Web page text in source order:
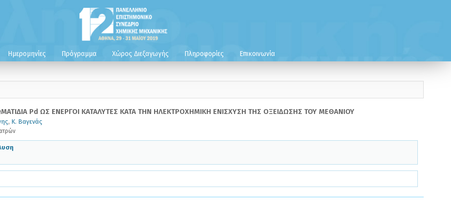
Ημερομηνίες Πρόγραμμα Χώρος Διεξαγωγής Πληροφορίες Επικοινωνία
Pd ΩΣ ΕΝΕΡΓΟΙ ΚΑΤΑΛΥΤΕΣ ΚΑΤΑ ΤΗΝ ΗΛΕΚΤΡΟΧΗΜΙΚΗ ΕΝΙΣΧΥΣΗ ΤΗΣ ΟΞΕΙΔΩΣΗΣ ΤΟΥ ΜΕΘΑΝΙΟΥ
, Κ. Βαγενάς